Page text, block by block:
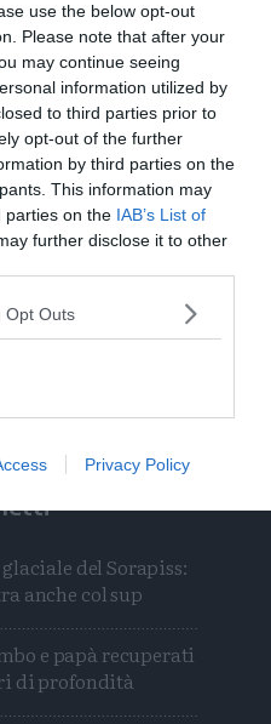
use the below opt-out
Please note that after your
may continue seeing
information utilized by
to third parties prior to
opt-out of the further
by third parties on the
This information may
parties on the IAB’s List of
further disclose it to other
Opt Outs
Privacy Policy
letti
del Sorapiss:
anche col sup
e papà recuperati
di profondità